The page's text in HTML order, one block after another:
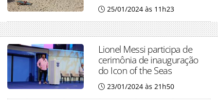
25/01/2024 às 11h23
Lionel Messi participa de
cerimônia de inauguração
do Icon of the Seas
23/01/2024 às 21h50